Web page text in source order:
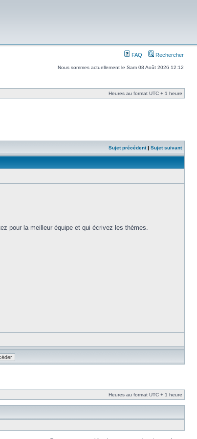
FAQ Rechercher
Nous sommes actuellement le Sam 08 Août 2026 12:12
Heures au format UTC + 1 heure
Sujet précédent| Sujet suivant
pour la meilleur équipe et qui écrivez les thèmes.
Heures au format UTC + 1 heure